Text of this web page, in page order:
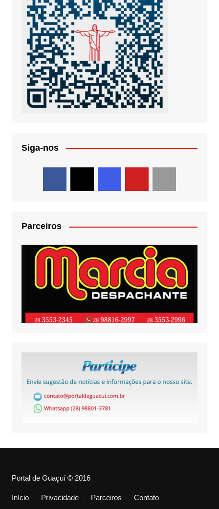
Siga-nos
Parceiros
Portal de Guaçuí © 2016
Início Privacidade Parceiros Contato